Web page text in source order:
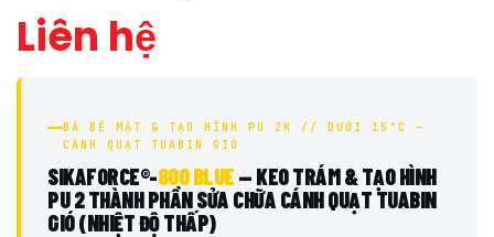
Liên hệ
BẢ BỀ MẶT & TẠO HÌNH PU 2K // DƯỚI 15°C —
CÁNH QUẠT TUABIN GIÓ
SIKAFORCE®-800 BLUE — KEO TRÁM & TẠO HÌNH
PU 2 THÀNH PHẦN SỬA CHỮA CÁNH QUẠT TUABIN
GIÓ (NHIỆT ĐỘ THẤP)